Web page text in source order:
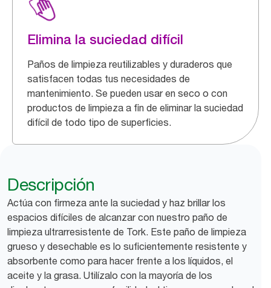
Elimina la suciedad difícil
Paños de limpieza reutilizables y duraderos que
satisfacen todas tus necesidades de
mantenimiento. Se pueden usar en seco o con
productos de limpieza a fin de eliminar la suciedad
difícil de todo tipo de superficies.
Descripción
Actúa con firmeza ante la suciedad y haz brillar los
espacios difíciles de alcanzar con nuestro paño de
limpieza ultrarresistente de Tork. Este paño de limpieza
grueso y desechable es lo suficientemente resistente y
absorbente como para hacer frente a los líquidos, el
aceite y la grasa. Utilízalo con la mayoría de los